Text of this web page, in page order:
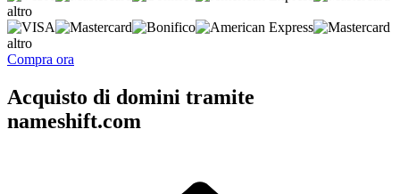
altro
altro
Compra ora
Acquisto di domini tramite
nameshift.com